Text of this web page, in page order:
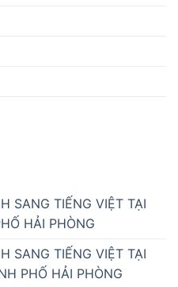
SANG TIẾNG VIỆT TẠI
HẢI PHÒNG
SANG TIẾNG VIỆT TẠI
PHỐ HẢI PHÒNG